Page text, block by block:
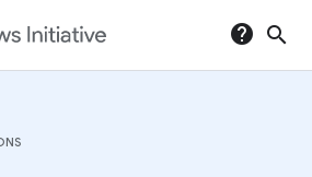
help search